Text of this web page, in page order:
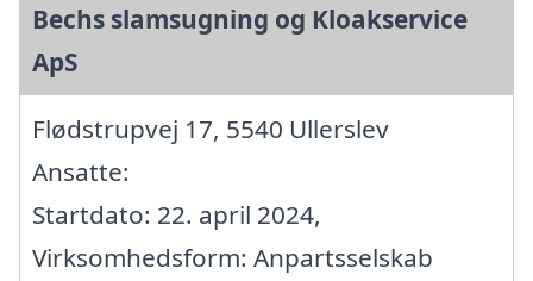
Bechs slamsugning og Kloakservice
ApS
Flødstrupvej 17, 5540 Ullerslev
Ansatte:
Startdato: 22. april 2024,
Virksomhedsform: Anpartsselskab